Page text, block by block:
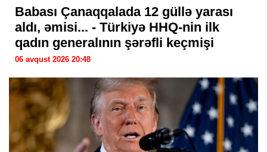
Babası Çanaqqalada 12 güllə yarası
aldı, əmisi... - Türkiyə HHQ-nin ilk
qadın generalının şərəfli keçmişi
06 avqust 2026 20:48